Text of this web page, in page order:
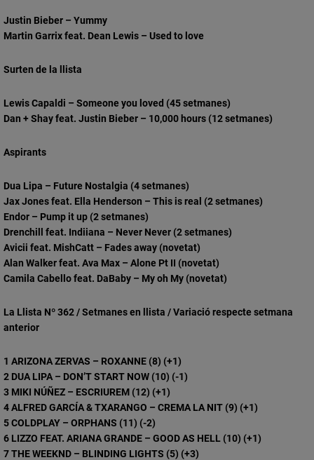
Justin Bieber – Yummy
Martin Garrix feat. Dean Lewis – Used to love
Surten de la llista
Lewis Capaldi – Someone you loved (45 setmanes)
Dan + Shay feat. Justin Bieber – 10,000 hours (12 setmanes)
Aspirants
Dua Lipa – Future Nostalgia (4 setmanes)
Jax Jones feat. Ella Henderson – This is real (2 setmanes)
Endor – Pump it up (2 setmanes)
Drenchill feat. Indiiana – Never Never (2 setmanes)
Avicii feat. MishCatt – Fades away (novetat)
Alan Walker feat. Ava Max – Alone Pt II (novetat)
Camila Cabello feat. DaBaby – My oh My (novetat)
La Llista Nº 362 / Setmanes en llista / Variació respecte setmana
anterior
1 ARIZONA ZERVAS – ROXANNE (8) (+1)
2 DUA LIPA – DON’T START NOW (10) (-1)
3 MIKI NÚÑEZ – ESCRIUREM (12) (+1)
4 ALFRED GARCÍA & TXARANGO – CREMA LA NIT (9) (+1)
5 COLDPLAY – ORPHANS (11) (-2)
6 LIZZO FEAT. ARIANA GRANDE – GOOD AS HELL (10) (+1)
7 THE WEEKND – BLINDING LIGHTS (5) (+3)